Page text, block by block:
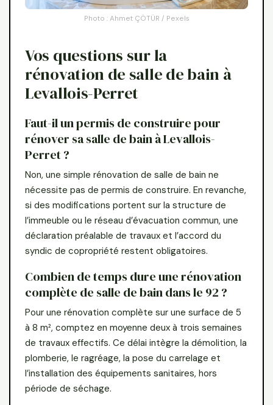
Photo : Ahmet ÇÖTÜR / Pexels
Vos questions sur la
rénovation de salle de bain à
Levallois-Perret
Faut-il un permis de construire pour
rénover sa salle de bain à Levallois-
Perret ?
Non, une simple rénovation de salle de bain ne
nécessite pas de permis de construire. En revanche,
si des modifications portent sur la structure de
l’immeuble ou le réseau d’évacuation commun, une
déclaration préalable de travaux et l’accord du
syndic de copropriété restent obligatoires.
Combien de temps dure une rénovation
complète de salle de bain dans le 92 ?
Pour une rénovation complète sur une surface de 5
à 8 m², comptez en moyenne deux à trois semaines
de travaux effectifs. Ce délai intègre la démolition, la
plomberie, le ragréage, la pose du carrelage et
l’installation des équipements sanitaires, hors
période de séchage.